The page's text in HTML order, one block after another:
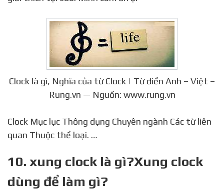
Clock là gì, Nghĩa của từ Clock | Từ điển Anh – Việt –
Rung.vn — Nguồn: www.rung.vn
Clock Mục lục Thông dụng Chuyên ngành Các từ liên
quan Thuộc thể loại. …
10. xung clock là gì?Xung clock
dùng để làm gì?